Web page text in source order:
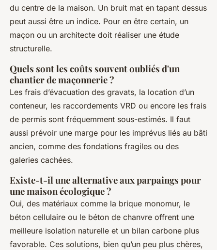
du centre de la maison. Un bruit mat en tapant dessus
peut aussi être un indice. Pour en être certain, un
maçon ou un architecte doit réaliser une étude
structurelle.
Quels sont les coûts souvent oubliés d'un
chantier de maçonnerie ?
Les frais d’évacuation des gravats, la location d’un
conteneur, les raccordements VRD ou encore les frais
de permis sont fréquemment sous-estimés. Il faut
aussi prévoir une marge pour les imprévus liés au bâti
ancien, comme des fondations fragiles ou des
galeries cachées.
Existe-t-il une alternative aux parpaings pour
une maison écologique ?
Oui, des matériaux comme la brique monomur, le
béton cellulaire ou le béton de chanvre offrent une
meilleure isolation naturelle et un bilan carbone plus
favorable. Ces solutions, bien qu’un peu plus chères,